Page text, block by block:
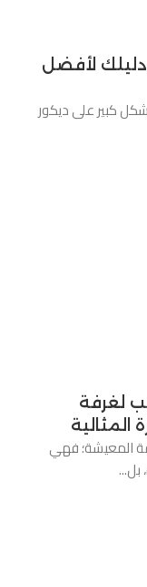
دليلك لأفضل
كبير على ديكور
لغرفة
المثالية
المعيشة؛ فهي